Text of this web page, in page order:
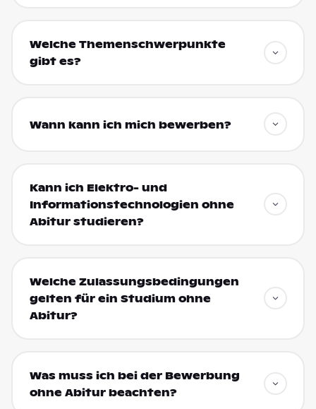
Welche Themenschwerpunkte
gibt es?
Wann kann ich mich bewerben?
Kann ich Elektro- und
Informationstechnologien ohne
Abitur studieren?
Welche Zulassungsbedingungen
gelten für ein Studium ohne
Abitur?
Was muss ich bei der Bewerbung
ohne Abitur beachten?